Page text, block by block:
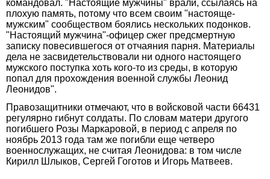
командовал. "Настоящие мужчины" врали, ссылаясь на
плохую память, потому что всем своим "настояще-
мужским" сообществом боялись нескольких подонков.
"Настоящий мужчина"-офицер сжег предсмертную
записку повесившегося от отчаяния парня. Материалы
дела не засвидетельствовали ни одного настоящего
мужского поступка хоть кого-то из среды, в которую
попал для прохождения военной службы Леонид
Леонидов".
Правозащитники отмечают, что в войсковой части 66431
регулярно гибнут солдаты. По словам матери другого
погибшего Розы Маркаровой, в период с апреля по
ноябрь 2013 года там же погибли еще четверо
военнослужащих, не считая Леонидова: в том числе
Кирилл Шлыков, Сергей Гоготов и Игорь Матвеев.